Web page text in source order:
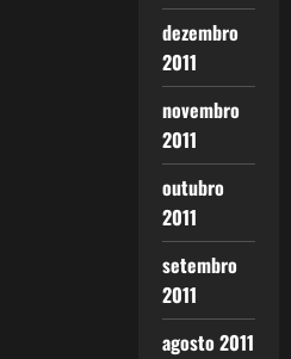
dezembro
2011
novembro
2011
outubro
2011
setembro
2011
agosto 2011